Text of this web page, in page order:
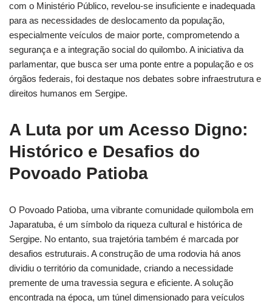
com o Ministério Público, revelou-se insuficiente e inadequada
para as necessidades de deslocamento da população,
especialmente veículos de maior porte, comprometendo a
segurança e a integração social do quilombo. A iniciativa da
parlamentar, que busca ser uma ponte entre a população e os
órgãos federais, foi destaque nos debates sobre infraestrutura e
direitos humanos em Sergipe.
A Luta por um Acesso Digno:
Histórico e Desafios do
Povoado Patioba
O Povoado Patioba, uma vibrante comunidade quilombola em
Japaratuba, é um símbolo da riqueza cultural e histórica de
Sergipe. No entanto, sua trajetória também é marcada por
desafios estruturais. A construção de uma rodovia há anos
dividiu o território da comunidade, criando a necessidade
premente de uma travessia segura e eficiente. A solução
encontrada na época, um túnel dimensionado para veículos